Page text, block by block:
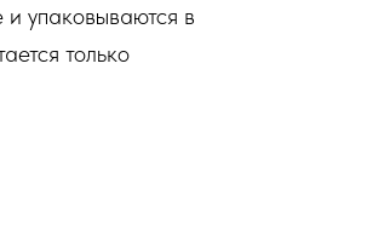
упаковываются в
только